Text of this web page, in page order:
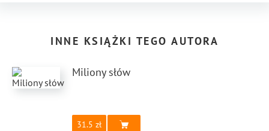
INNE KSIĄŻKI TEGO AUTORA
Miliony słów
31.5